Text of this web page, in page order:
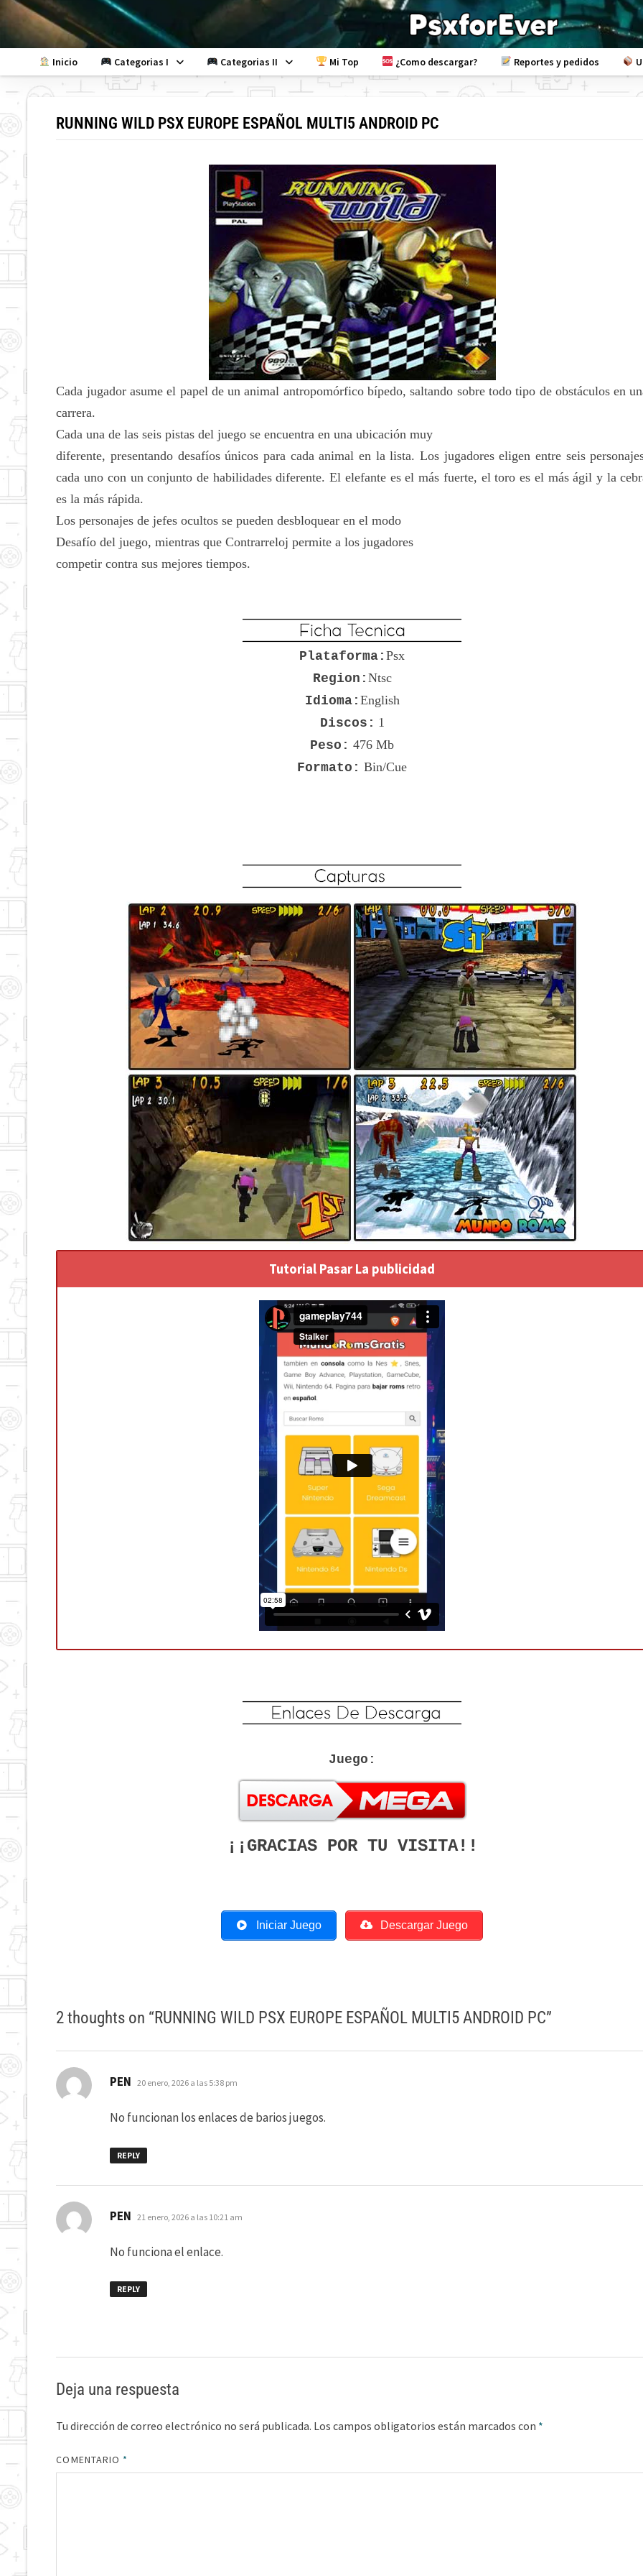
Skip
to
content
Inicio Categorias I Categorias II Mi Top ¿Como descargar? Reportes y pedidos
RUNNING WILD PSX EUROPE ESPAÑOL MULTI5 ANDROID PC
Cada jugador asume el papel de un animal antropomórfico bípedo, saltando sobre todo tipo de obstáculos en
carrera.
Cada una de las seis pistas del juego se encuentra en una ubicación muy
diferente, presentando desafíos únicos para cada animal en la lista. Los jugadores eligen entre seis
cada uno con un conjunto de habilidades diferente.El elefante es el más fuerte, el toro es el más ágil y la
es la más rápida.
Los personajes de jefes ocultos se pueden desbloquear en el modo
Desafío del juego, mientras que Contrarreloj permite a los jugadores
competir contra sus mejores tiempos.
Plataforma:Psx
Region: Ntsc
Idioma: English
Discos: 1
Peso: 476 Mb
Formato: Bin/Cue
Tutorial Pasar La publicidad
Juego:
¡¡GRACIAS POR TU VISITA!!
Iniciar Juego Descargar Juego
2 thoughts on “RUNNING WILD PSX EUROPE ESPAÑOL MULTI5 ANDROID PC”
PEN dice:
20 enero, 2026 a las 5:38 pm
No funcionan los enlaces de barios juegos.
REPLY
PEN dice:
21 enero, 2026 a las 10:21 am
No funciona el enlace.
REPLY
Deja una respuesta
Tu dirección de correo electrónico no será publicada. Los campos obligatorios están marcados con *
COMENTARIO *